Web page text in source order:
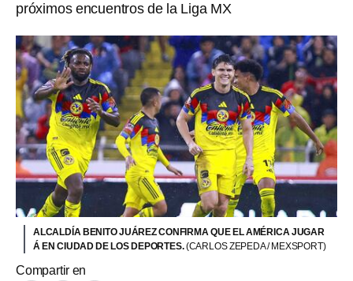
próximos encuentros de la Liga MX
ALCALDÍA BENITO JUÁREZ CONFIRMA QUE EL AMÉRICA JUGAR
Á EN CIUDAD DE LOS DEPORTES.(CARLOS ZEPEDA / MEXSPORT)
Compartir en